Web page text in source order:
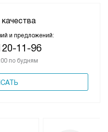
и предложений:
11-96
по будням